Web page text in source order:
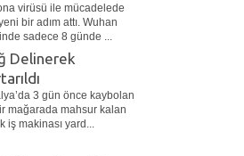
virüsü ile mücadelede
bir adım attı. Wuhan
sadece 8 günde ...
Delinerek
3 gün önce kaybolan
mağarada mahsur kalan
iş makinası yard...